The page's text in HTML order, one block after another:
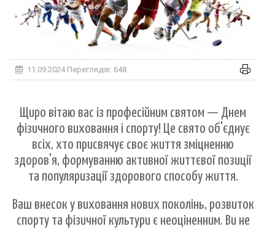
11.09.2024Переглядів: 648
Щиро вітаю вас із професійним святом — Днем
фізичного виховання і спорту! Це свято об'єднує
всіх, хто присвячує своє життя зміцненню
здоров'я, формуванню активної життєвої позиції
та популяризації здорового способу життя.
Ваш внесок у виховання нових поколінь, розвиток
спорту та фізичної культури є неоціненним. Ви не